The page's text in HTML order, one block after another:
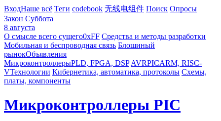
ВходНаше всё Теги codebook 无线电组件 Поиск Опросы
Закон Суббота
8 августа
О смысле всего сущего0xFF Средства и методы разработки
Мобильная и беспроводная связь Блошиный
рынокОбъявления
МикроконтроллерыPLD, FPGA, DSP AVRPICARM, RISC-
VТехнологии Кибернетика, автоматика, протоколы Схемы,
платы, компоненты
Микроконтроллеры PIC